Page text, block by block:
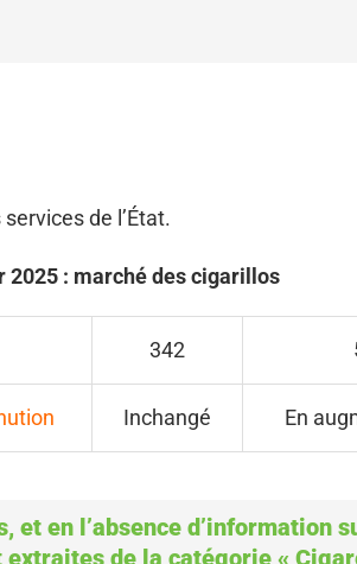
de l’État.
2025 : marché des cigarillos
342
Inchangé En
en l’absence d’information
de la catégorie «